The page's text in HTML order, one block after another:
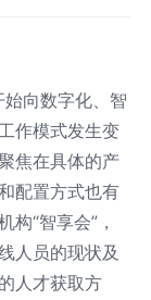
向数字化、智
作模式发生变
焦在具体的产
配置方式也有
“智享会”，
人员的现状及
人才获取方